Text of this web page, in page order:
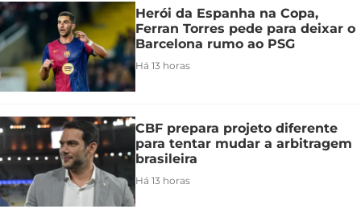
Herói da Espanha na Copa,
Ferran Torres pede para deixar o
Barcelona rumo ao PSG
Há 13 horas
CBF prepara projeto diferente
para tentar mudar a arbitragem
brasileira
Há 13 horas